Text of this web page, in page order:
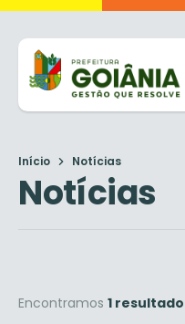
Início Notícias
Notícias
Encontramos 1 resultado